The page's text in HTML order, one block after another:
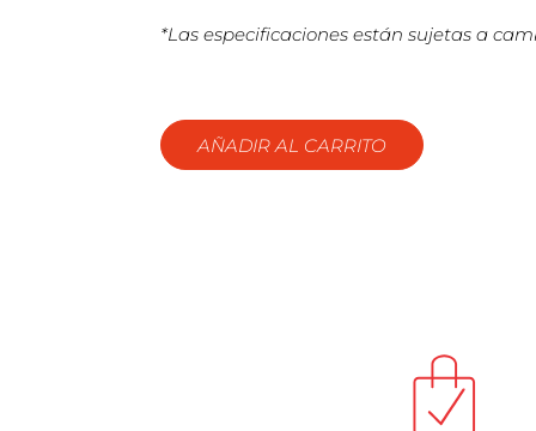
*Las especificaciones están sujetas a
AÑADIR AL CARRITO